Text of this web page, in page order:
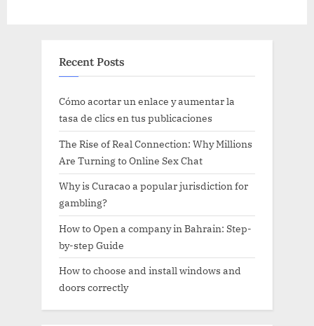
Recent Posts
Cómo acortar un enlace y aumentar la
tasa de clics en tus publicaciones
The Rise of Real Connection: Why Millions
Are Turning to Online Sex Chat
Why is Curacao a popular jurisdiction for
gambling?
How to Open a company in Bahrain: Step-
by-step Guide
How to choose and install windows and
doors correctly